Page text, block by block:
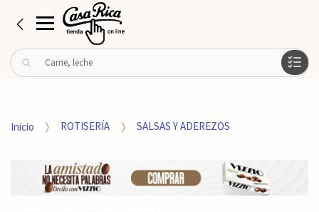
B
u
rInicio ROTISERÍA SALSAS Y ADEREZOS